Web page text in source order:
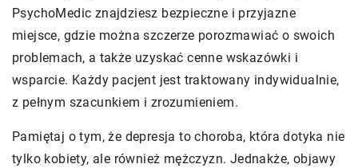
PsychoMedic znajdziesz bezpieczne i przyjazne
miejsce, gdzie można szczerze porozmawiać o swoich
problemach, a także uzyskać cenne wskazówki i
wsparcie. Każdy pacjent jest traktowany indywidualnie,
z pełnym szacunkiem i zrozumieniem.
Pamiętaj o tym, że depresja to choroba, która dotyka nie
tylko kobiety, ale również mężczyzn. Jednakże, objawy